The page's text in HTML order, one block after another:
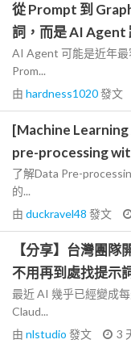
從 Prompt 到
詞，而是 AI Agent
AI Agent 可能是近年
Prom...
由 hardness1020發文
[Machine
pre-processing
了解Data Pre-
的...
由 duckravel48 發文
【分享】台灣團
不用再到處找提示
最近 AI 幾乎已經變成
Claud...
由 nlstudio 發文 3